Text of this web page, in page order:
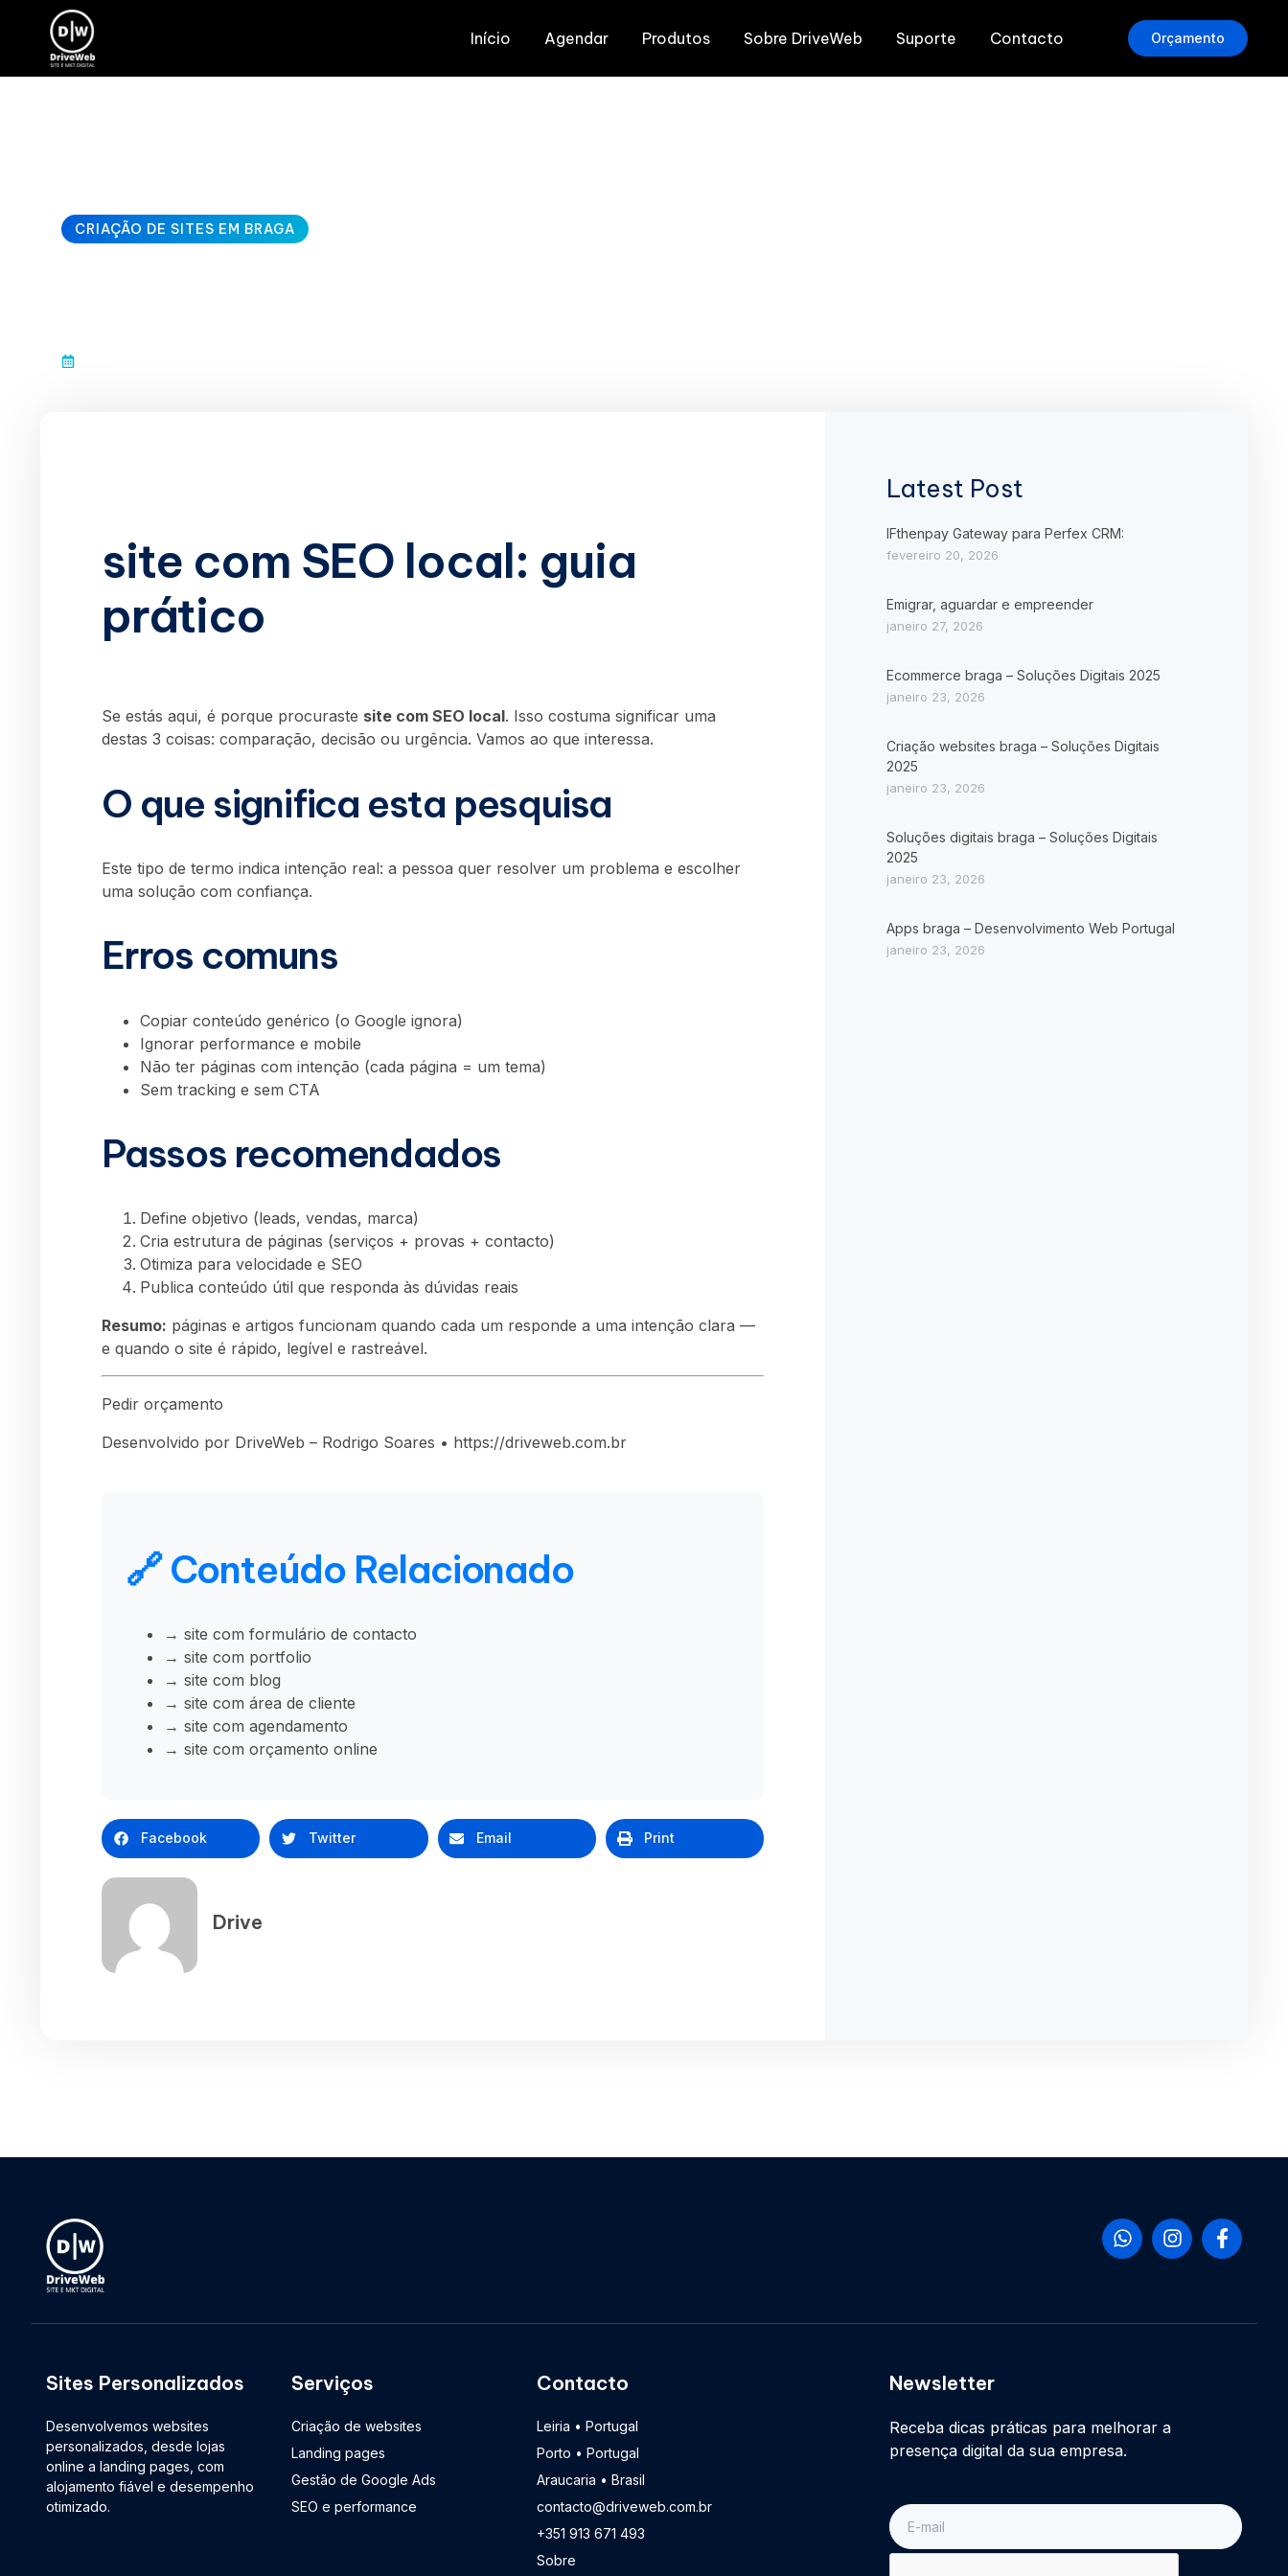
Início Agendar Produtos Sobre DriveWeb Suporte Contacto Orçamento
CRIAÇÃO DE SITES EM BRAGA
site com SEO local: guia
prático
Se estás aqui, é porque procuraste site com SEO local. Isso costuma significar uma
destas 3 coisas: comparação, decisão ou urgência. Vamos ao que interessa.
O que significa esta pesquisa
Este tipo de termo indica intenção real: a pessoa quer resolver um problema e escolher
uma solução com confiança.
Erros comuns
Copiar conteúdo genérico (o Google ignora)
Ignorar performance e mobile
Não ter páginas com intenção (cada página = um tema)
Sem tracking e sem CTA
Passos recomendados
Define objetivo (leads, vendas, marca)
Cria estrutura de páginas (serviços + provas + contacto)
Otimiza para velocidade e SEO
Publica conteúdo útil que responda às dúvidas reais
Resumo: páginas e artigos funcionam quando cada um responde a uma intenção clara —
e quando o site é rápido, legível e rastreável.
Pedir orçamento
Desenvolvido por DriveWeb – Rodrigo Soares • https://driveweb.com.br
🔗 Conteúdo Relacionado
→ site com formulário de contacto
→ site com portfolio
→ site com blog
→ site com área de cliente
→ site com agendamento
→ site com orçamento online
Facebook Twitter Email Print
Drive
Latest Post
IFthenpay Gateway para Perfex CRM:
fevereiro 20, 2026
Emigrar, aguardar e empreender
janeiro 27, 2026
Ecommerce braga – Soluções Digitais 2025
janeiro 23, 2026
Criação websites braga – Soluções Digitais
2025
janeiro 23, 2026
Soluções digitais braga – Soluções Digitais
2025
janeiro 23, 2026
Apps braga – Desenvolvimento Web Portugal
janeiro 23, 2026
Sites Personalizados
Desenvolvemos websites
personalizados, desde lojas
online a landing pages, com
alojamento fiável e desempenho
otimizado.
Serviços
Criação de websites
Landing pages
Gestão de Google Ads
SEO e performance
Contacto
Leiria • Portugal
Porto • Portugal
Araucaria • Brasil
contacto@driveweb.com.br
+351 913 671 493
Sobre
Newsletter
Receba dicas práticas para melhorar a
presença digital da sua empresa.
E-
mail